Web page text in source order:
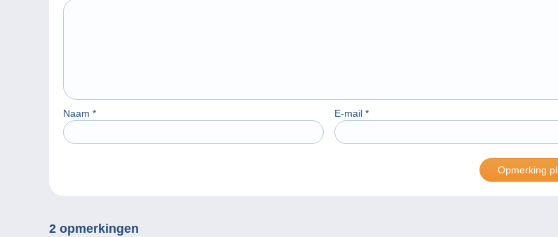
Naam * E-mail *
2 opmerkingen